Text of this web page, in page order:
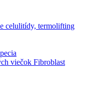
celulitídy, termolifting
viečok Fibroblast